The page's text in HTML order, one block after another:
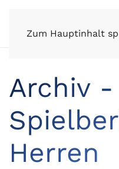
Zum Hauptinhalt
Archiv -
Herren